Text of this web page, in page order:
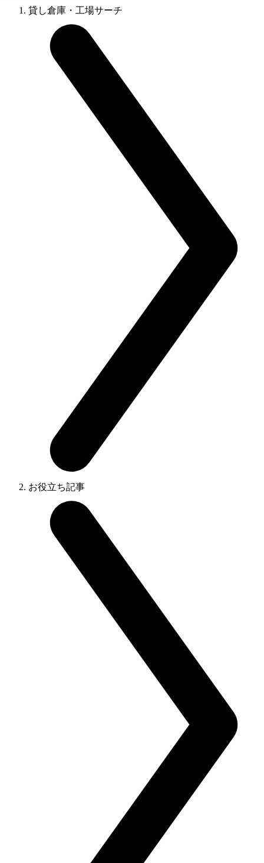
貸し倉庫・工場サーチ
お役立ち記事